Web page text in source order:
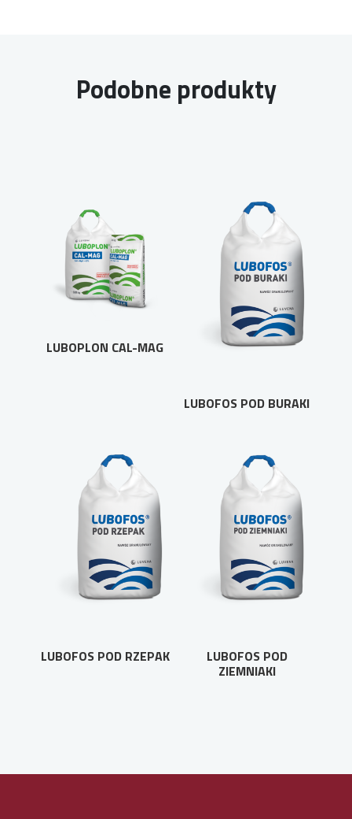
Podobne produkty
LUBOPLON CAL-MAG
LUBOFOS POD BURAKI
LUBOFOS POD RZEPAK LUBOFOS POD
ZIEMNIAKI